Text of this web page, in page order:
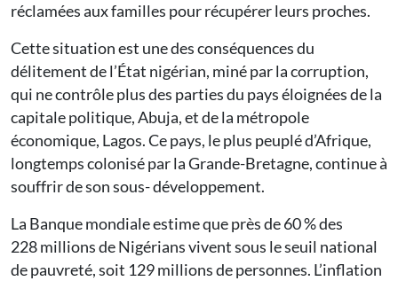
réclamées aux familles pour récupérer leurs proches.
Cette situation est une des conséquences du
délitement de l’État nigérian, miné par la corruption,
qui ne contrôle plus des parties du pays éloignées de la
capitale politique, Abuja, et de la métropole
économique, Lagos. Ce pays, le plus peuplé d’Afrique,
longtemps colonisé par la Grande-Bretagne, continue à
souffrir de son sous- développement.
La Banque mondiale estime que près de 60 % des
228 millions de Nigérians vivent sous le seuil national
de pauvreté, soit 129 millions de personnes. L’inflation